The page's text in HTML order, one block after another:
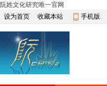
阮姓文化研究唯一官网
设为首页
收藏本站 手机版